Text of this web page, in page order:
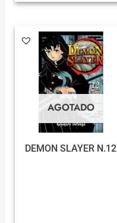
AGOTADO
DEMON SLAYER N.12